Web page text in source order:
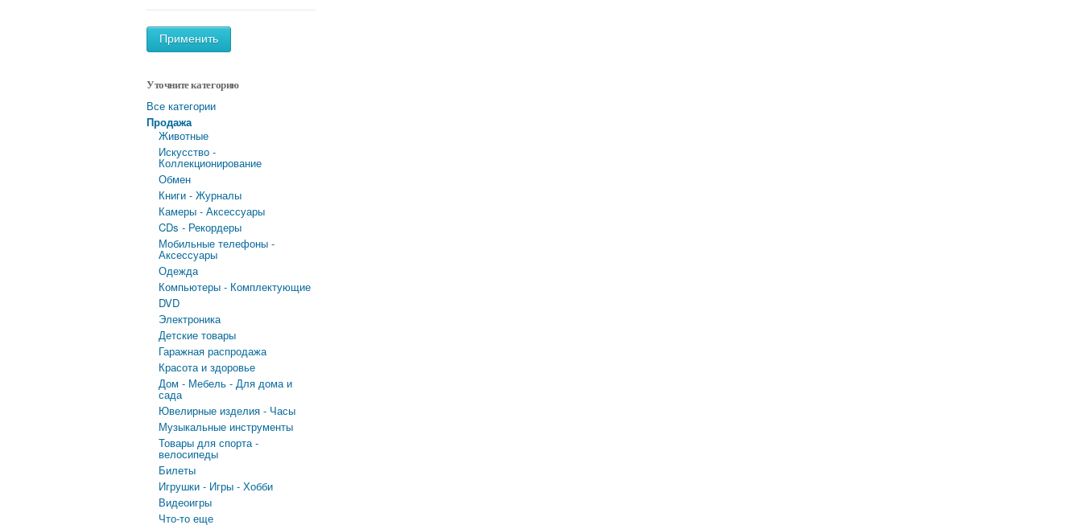
Применить
Уточните категорию
Все категории
Продажа
Животные
Искусство -
Коллекционирование
Обмен
Книги - Журналы
Камеры - Аксессуары
CDs - Рекордеры
Мобильные телефоны -
Аксессуары
Одежда
Компьютеры - Комплектующие
DVD
Электроника
Детские товары
Гаражная распродажа
Красота и здоровье
Дом - Мебель - Для дома и
сада
Ювелирные изделия - Часы
Музыкальные инструменты
Товары для спорта -
велосипеды
Билеты
Игрушки - Игры - Хобби
Видеоигры
Что-то еще